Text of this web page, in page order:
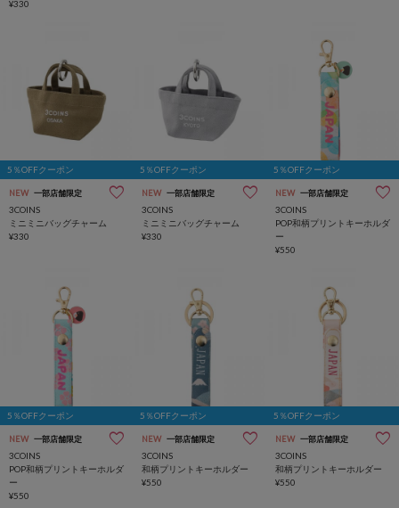
¥330
5％OFFクーポン
NEW 一部店舗限定
3COINS
ミニミニバッグチャーム
¥330
5％OFFクーポン
NEW 一部店舗限定
3COINS
ミニミニバッグチャーム
¥330
5％OFFクーポン
NEW 一部店舗限定
3COINS
POP和柄プリントキーホルダ
ー
¥550
5％OFFクーポン
NEW 一部店舗限定
3COINS
POP和柄プリントキーホルダ
ー
¥550
5％OFFクーポン
NEW 一部店舗限定
3COINS
和柄プリントキーホルダー
¥550
5％OFFクーポン
NEW 一部店舗限定
3COINS
和柄プリントキーホルダー
¥550